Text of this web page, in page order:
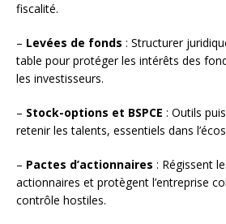
fiscalité.
– Levées de fonds : Structurer
table pour protéger les intérêts des
les investisseurs.
– Stock-options et BSPCE : Outils
retenir les talents, essentiels dans
– Pactes d’actionnaires : Régissent
actionnaires et protègent l’entreprise
contrôle hostiles.